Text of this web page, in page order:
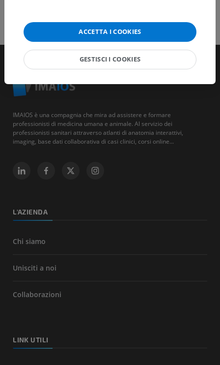
IMAIOS è una compagnia che mira ad assistere e formare
professionisti di medicina umana e animale. Al servizio dei
professionisti sanitari attraverso atlanti di anatomia interattivi,
imaging, base dati collaborativa di casi clinici, corsi online...
L'AZIENDA
Chi siamo
Unisciti a noi
Collaborazioni
LINK UTILI
ACCETTA I COOKIES
GESTISCI I COOKIES